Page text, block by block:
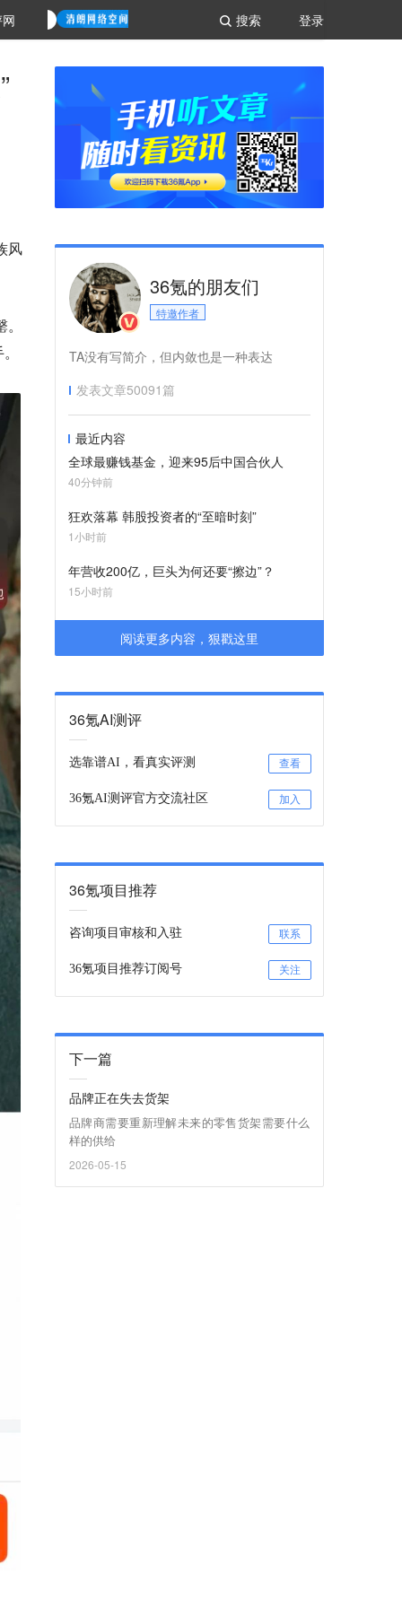
登录
搜索
风
36氪的朋友们
特邀作者
TA没有写简介，但内敛也是一种表达
发表文章50091篇
最近内容
全球最赚钱基金，迎来95后中国合伙人
40分钟前
狂欢落幕 韩股投资者的“至暗时刻”
1小时前
年营收200亿，巨头为何还要“擦边”？
15小时前
阅读更多内容，狠戳这里
36氪AI测评
选靠谱AI，看真实评测 查看
36氪AI测评官方交流社区 加入
36氪项目推荐
咨询项目审核和入驻 联系
36氪项目推荐订阅号 关注
下一篇
品牌正在失去货架
品牌商需要重新理解未来的零售货架需要什么
样的供给
2026-05-15